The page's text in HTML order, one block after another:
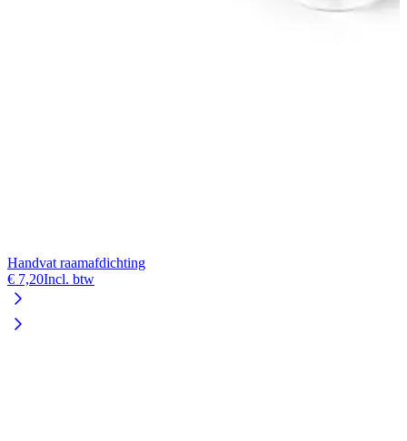
Handvat raamafdichting
€ 7,20Incl. btw